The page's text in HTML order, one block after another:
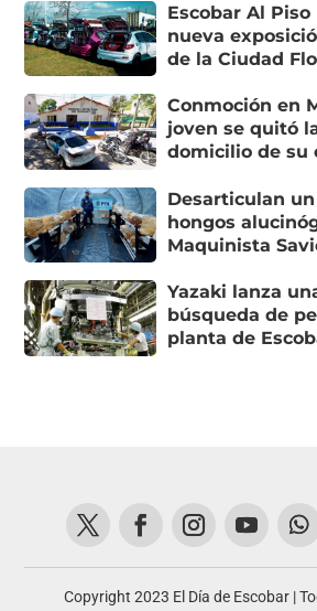
Escobar Al
nueva
de la Ciudad
Conmoción en
joven se quitó
domicilio de su
Desarticulan
hongos
Maquinista
Yazaki lanza
búsqueda de
planta de
Copyright 2023 El Día de Escobar |